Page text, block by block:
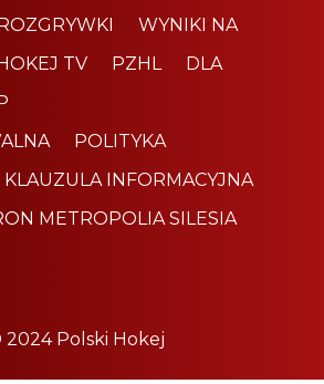
WYNIKI NA
TV PZHL
DLA
POLITYKA
KLAUZULA INFORMACYJNA
METROPOLIA SILESIA
2024 Polski Hokej